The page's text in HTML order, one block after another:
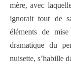
mère, avec
ignorait tout de
éléments de
dramatique du
nuisette, s’habille